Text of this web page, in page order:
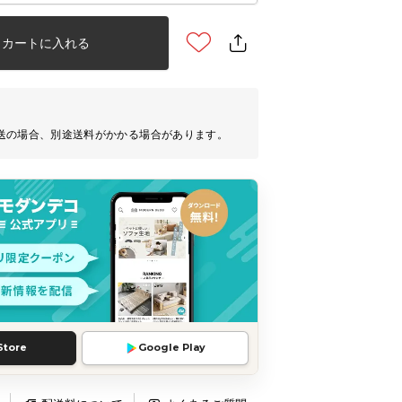
カートに入れる
の場合、別途送料がかかる場合があります。
Google Play